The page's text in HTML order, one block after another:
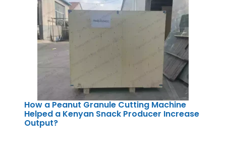
How a Peanut Granule Cutting Machine
Helped a Kenyan Snack Producer Increase
Output?